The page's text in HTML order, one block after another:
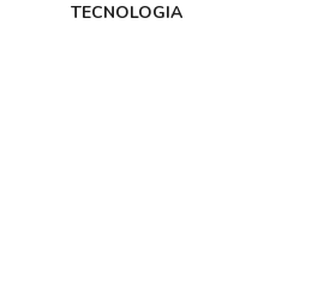
TECNOLOGIA